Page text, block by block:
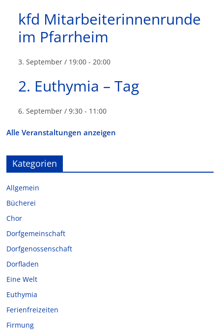
kfd Mitarbeiterinnenrunde
im Pfarrheim
3. September / 19:00 - 20:00
2. Euthymia – Tag
6. September / 9:30 - 11:00
Alle Veranstaltungen anzeigen
Kategorien
Allgemein
Bücherei
Chor
Dorfgemeinschaft
Dorfgenossenschaft
Dorfladen
Eine Welt
Euthymia
Ferienfreizeiten
Firmung